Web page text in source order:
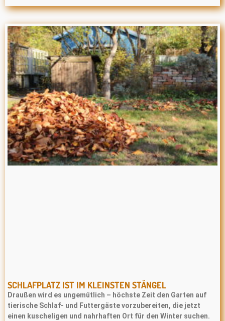
SCHLAFPLATZ IST IM KLEINSTEN STÄNGEL
Draußen wird es ungemütlich – höchste Zeit den Garten auf
tierische Schlaf- und Futtergäste vorzubereiten, die jetzt
einen kuscheligen und nahrhaften Ort für den Winter suchen.